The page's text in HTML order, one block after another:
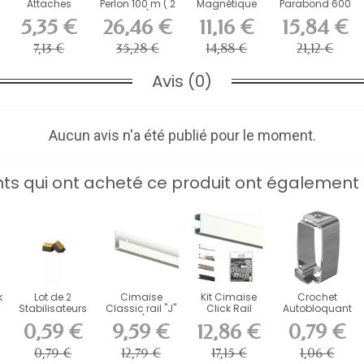
Attaches
trou + vis
5,35 €
7,13 €
Perlon 100 m ( 2
mm)
26,46 €
35,28 €
Magnétique
Artiteq 150 cm
11,16 €
14,88 €
Parabond 600
rail -...
15,84 €
21,12 €
Avis (0)
Aucun avis n'a été publié pour le moment.
qui ont acheté ce produit ont également
Lot de 2
Stabilisateurs
en Mousse
Adhésive...
0,59 €
0,79 €
Cimaise
Classic rail "J"
20 kg ( taille
au...
9,59 €
12,79 €
Kit Cimaise
Click Rail
Artiteq avec
Fixations
12,86 €
17,15 €
Crochet
Autobloquant
Artiteq 4 kg
pour...
0,79 €
1,06 €